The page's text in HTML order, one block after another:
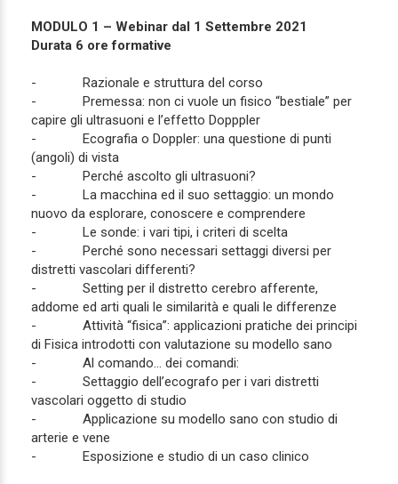
MODULO 1 – Webinar dal 1 Settembre 2021
Durata 6 ore formative
- Razionale e struttura del corso
- Premessa: non ci vuole un fisico “bestiale” per
capire gli ultrasuoni e l’effetto Dopppler
- Ecografia o Doppler: una questione di punti
(angoli) di vista
- Perché ascolto gli ultrasuoni?
- La macchina ed il suo settaggio: un mondo
nuovo da esplorare, conoscere e comprendere
- Le sonde: i vari tipi, i criteri di scelta
- Perché sono necessari settaggi diversi per
distretti vascolari differenti?
- Setting per il distretto cerebro afferente,
addome ed arti quali le similarità e quali le differenze
- Attività “fisica”: applicazioni pratiche dei principi
di Fisica introdotti con valutazione su modello sano
- Al comando... dei comandi:
- Settaggio dell’ecografo per i vari distretti
vascolari oggetto di studio
- Applicazione su modello sano con studio di
arterie e vene
- Esposizione e studio di un caso clinico